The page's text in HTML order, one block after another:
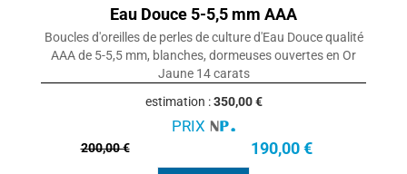
Eau Douce 5-5,5 mm AAA
Boucles d'oreilles de perles de culture d'Eau Douce qualité
AAA de 5-5,5 mm, blanches, dormeuses ouvertes en Or
Jaune 14 carats
estimation :350,00 €
PRIX
200,00 € 190,00 €